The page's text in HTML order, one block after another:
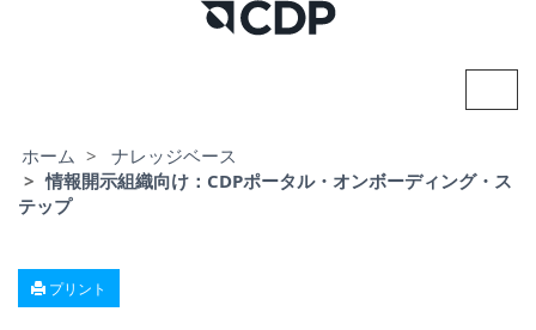
ビ
シ
ョ
ホーム
ナレッジベース
情報開示組織向け：CDPポータル・オンボーディング・ス
テップ
プリント